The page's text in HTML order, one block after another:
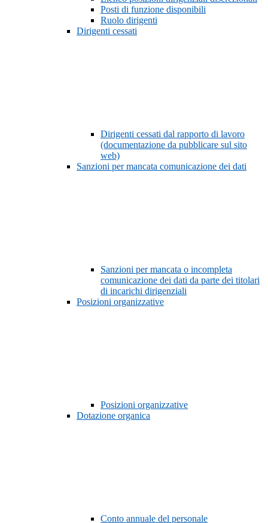
Posti di funzione disponibili
Ruolo dirigenti
Dirigenti cessati
Dirigenti cessati dal rapporto di lavoro
(documentazione da pubblicare sul sito
web)
Sanzioni per mancata comunicazione dei dati
Sanzioni per mancata o incompleta
comunicazione dei dati da parte dei titolari
di incarichi dirigenziali
Posizioni organizzative
Posizioni organizzative
Dotazione organica
Conto annuale del personale